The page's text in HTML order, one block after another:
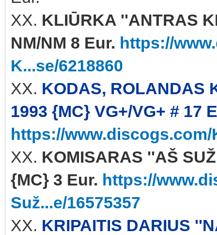
XX. KLIŪRKA ''ANTRAS
NM/NM 8 Eur. https://
K...se/6218860
XX. KODAS, ROLANDAS
1993 {MC} VG+/VG+ # 17
https://www.discogs.com/
XX. KOMISARAS ''AŠ
{MC} 3 Eur. https://
Suž...e/16575357
XX. KRIPAITIS DARIUS